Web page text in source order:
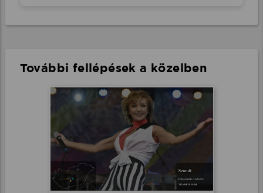
További fellépések a közelben